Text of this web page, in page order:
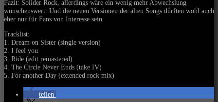
Fazit: Solider Rock, allerdings wäre ein wenig mehr Abwechslung
wünschenswert. Und die neuen Versionen der alten Songs dürften wohl auch
eher nur für Fans von Interesse sein.
Tracklist:
1. Dream on Sister (single version)
2. I feel you
3. Ride (edit remastered)
4. The Circle Never Ends (take IV)
5. For another Day (extended rock mix)
teilen